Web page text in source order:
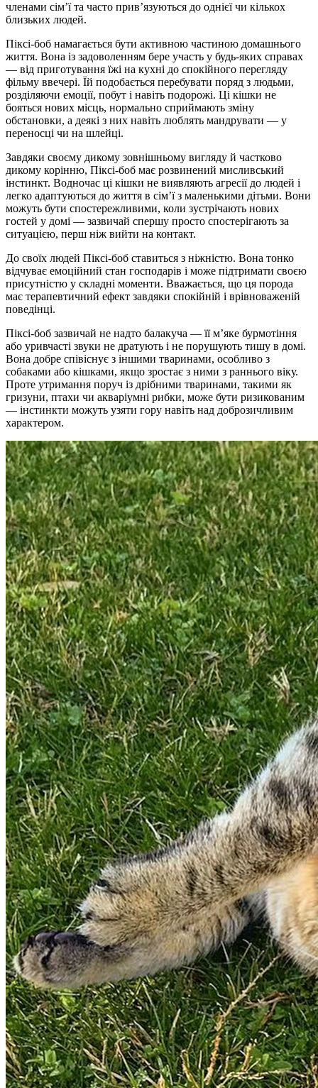
членами сім’ї та часто прив’язуються до однієї чи кількох
близьких людей.
Піксі-боб намагається бути активною частиною домашнього
життя. Вона із задоволенням бере участь у будь-яких справах
— від приготування їжі на кухні до спокійного перегляду
фільму ввечері. Їй подобається перебувати поряд з людьми,
розділяючи емоції, побут і навіть подорожі. Ці кішки не
бояться нових місць, нормально сприймають зміну
обстановки, а деякі з них навіть люблять мандрувати — у
переносці чи на шлейці.
Завдяки своєму дикому зовнішньому вигляду й частково
дикому корінню, Піксі-боб має розвинений мисливський
інстинкт. Водночас ці кішки не виявляють агресії до людей і
легко адаптуються до життя в сім’ї з маленькими дітьми. Вони
можуть бути спостережливими, коли зустрічають нових
гостей у домі — зазвичай спершу просто спостерігають за
ситуацією, перш ніж вийти на контакт.
До своїх людей Піксі-боб ставиться з ніжністю. Вона тонко
відчуває емоційний стан господарів і може підтримати своєю
присутністю у складні моменти. Вважається, що ця порода
має терапевтичний ефект завдяки спокійній і врівноваженій
поведінці.
Піксі-боб зазвичай не надто балакуча — її м’яке бурмотіння
або уривчасті звуки не дратують і не порушують тишу в домі.
Вона добре співіснує з іншими тваринами, особливо з
собаками або кішками, якщо зростає з ними з раннього віку.
Проте утримання поруч із дрібними тваринами, такими як
гризуни, птахи чи акваріумні рибки, може бути ризикованим
— інстинкти можуть узяти гору навіть над доброзичливим
характером.